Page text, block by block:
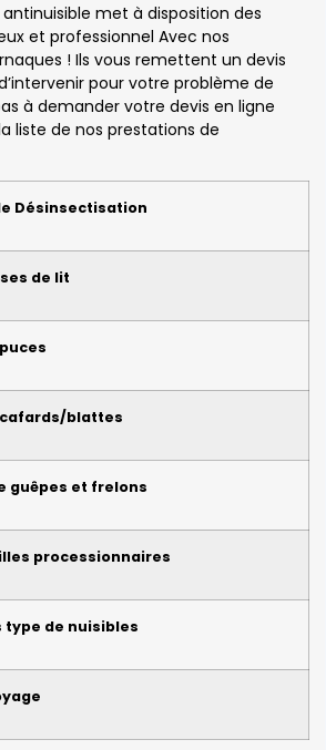
met à disposition des
et professionnel Avec nos
! Ils vous remettent un devis
pour votre problème de
à demander votre devis en ligne
liste de nos prestations de
Désinsectisation
de lit
blattes
guêpes et frelons
processionnaires
de nuisibles